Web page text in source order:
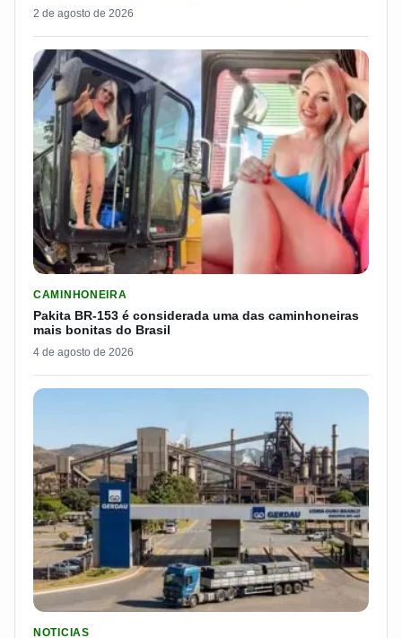
2 de agosto de 2026
CAMINHONEIRA
Pakita BR-153 é considerada uma das caminhoneiras
mais bonitas do Brasil
4 de agosto de 2026
NOTICIAS